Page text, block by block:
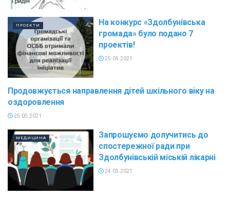
ПРОЕКТИ
На конкурс «Здолбунівська
громада» було подано 7
проектів!
25.05.2021
СОЦІАЛЬНІ ПИТАННЯ
Продовжується направлення дітей шкільного віку на
оздоровлення
25.05.2021
МЕДИЦИНА
Запрошуємо долучитись до
спостережної ради при
Здолбунівській міській лікарні
24.05.2021